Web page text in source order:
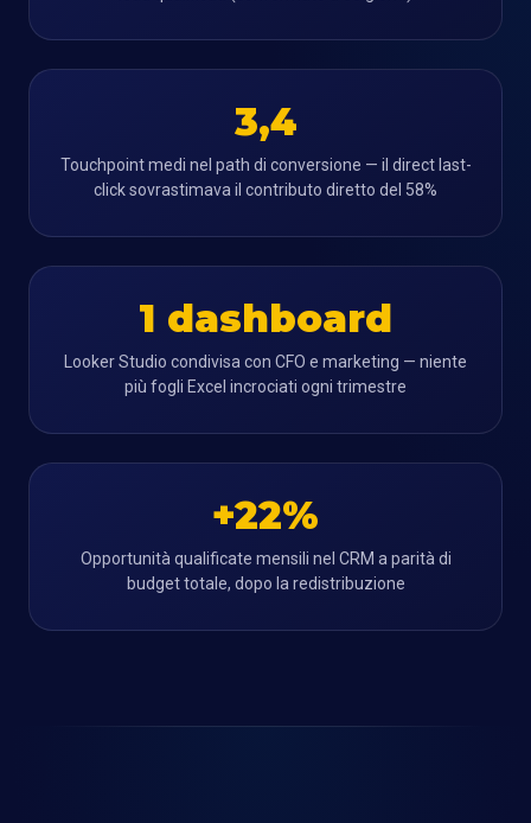
3,4
Touchpoint medi nel path di conversione — il direct last-
click sovrastimava il contributo diretto del 58%
1 dashboard
Looker Studio condivisa con CFO e marketing — niente
più fogli Excel incrociati ogni trimestre
+22%
Opportunità qualificate mensili nel CRM a parità di
budget totale, dopo la redistribuzione